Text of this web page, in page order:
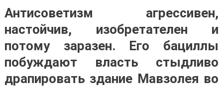
Антисоветизм агрессивен,
настойчив, изобретателен и
потому заразен. Его бациллы
побуждают власть стыдливо
драпировать здание Мавзолея во